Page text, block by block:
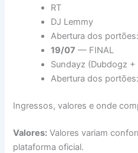
RT
DJ Lemmy
Abertura dos
19/07 — FINAL
Sundayz (Dubdogz +
Abertura dos
Ingressos, valores e onde
Valores: Valores variam
plataforma oficial.